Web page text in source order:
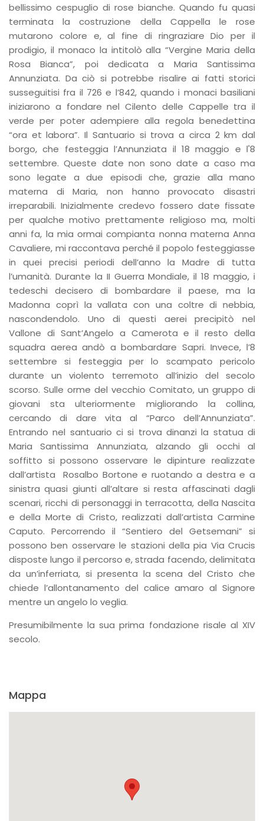
bellissimo cespuglio di rose bianche. Quando fu quasi
terminata la costruzione della Cappella le rose
mutarono colore e, al fine di ringraziare Dio per il
prodigio, il monaco la intitolò alla “Vergine Maria della
Rosa Bianca”, poi dedicata a Maria Santissima
Annunziata. Da ciò si potrebbe risalire ai fatti storici
susseguitisi fra il 726 e l’842, quando i monaci basiliani
iniziarono a fondare nel Cilento delle Cappelle tra il
verde per poter adempiere alla regola benedettina
“ora et labora”. Il Santuario si trova a circa 2 km dal
borgo, che festeggia l’Annunziata il 18 maggio e l'8
settembre. Queste date non sono date a caso ma
sono legate a due episodi che, grazie alla mano
materna di Maria, non hanno provocato disastri
irreparabili. Inizialmente credevo fossero date fissate
per qualche motivo prettamente religioso ma, molti
anni fa, la mia ormai compianta nonna materna Anna
Cavaliere, mi raccontava perché il popolo festeggiasse
in quei precisi periodi dell’anno la Madre di tutta
l’umanità. Durante la II Guerra Mondiale, il 18 maggio, i
tedeschi decisero di bombardare il paese, ma la
Madonna coprì la vallata con una coltre di nebbia,
nascondendolo. Uno di questi aerei precipitò nel
Vallone di Sant’Angelo a Camerota e il resto della
squadra aerea andò a bombardare Sapri. Invece, l’8
settembre si festeggia per lo scampato pericolo
durante un violento terremoto all’inizio del secolo
scorso. Sulle orme del vecchio Comitato, un gruppo di
giovani sta ulteriormente migliorando la collina,
cercando di dare vita al “Parco dell’Annunziata”.
Entrando nel santuario ci si trova dinanzi la statua di
Maria Santissima Annunziata, alzando gli occhi al
soffitto si possono osservare le dipinture realizzate
dall’artista Rosalbo Bortone e ruotando a destra e a
sinistra quasi giunti all’altare si resta affascinati dagli
scenari, ricchi di personaggi in terracotta, della Nascita
e della Morte di Cristo, realizzati dall’artista Carmine
Caputo. Percorrendo il “Sentiero del Getsemani” si
possono ben osservare le stazioni della pia Via Crucis
disposte lungo il percorso e, strada facendo, delimitata
da un’inferriata, si presenta la scena del Cristo che
chiede l’allontanamento del calice amaro al Signore
mentre un angelo lo veglia.
Presumibilmente la sua prima fondazione risale al XIV
secolo.
Mappa